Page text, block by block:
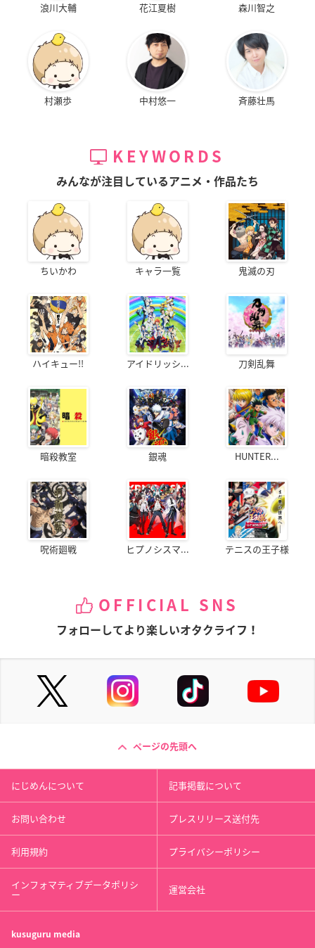
浪川大輔 花江夏樹 森川智之
村瀬歩 中村悠一 斉藤壮馬
KEYWORDS
みんなが注目しているアニメ・作品たち
ちいかわ キャラ一覧 鬼滅の刃
ハイキュー!! アイドリッシ... 刀剣乱舞
暗殺教室 銀魂 HUNTER...
呪術廻戦 ヒプノシスマ... テニスの王子様
OFFICIAL SNS
フォローしてより楽しいオタクライフ！
ページの先頭へ
にじめんについて 記事掲載について
お問い合わせ プレスリリース送付先
利用規約 プライバシーポリシー
インフォマティブデータポリシ
ー 運営会社
kusuguru media